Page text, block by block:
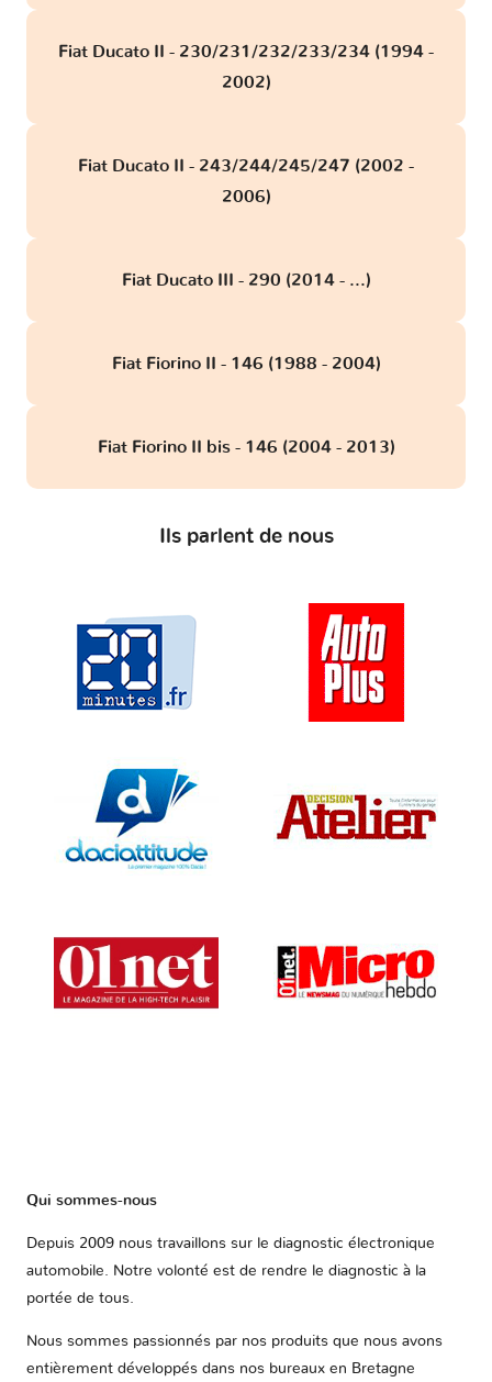
Fiat Ducato II - 230/231/232/233/234 (1994 -
2002)
Fiat Ducato II - 243/244/245/247 (2002 -
2006)
Fiat Ducato III - 290 (2014 - ...)
Fiat Fiorino II - 146 (1988 - 2004)
Fiat Fiorino II bis - 146 (2004 - 2013)
Ils parlent de nous
Qui sommes-nous
Depuis 2009 nous travaillons sur le diagnostic électronique
automobile. Notre volonté est de rendre le diagnostic à la
portée de tous.
Nous sommes passionnés par nos produits que nous avons
entièrement développés dans nos bureaux en Bretagne